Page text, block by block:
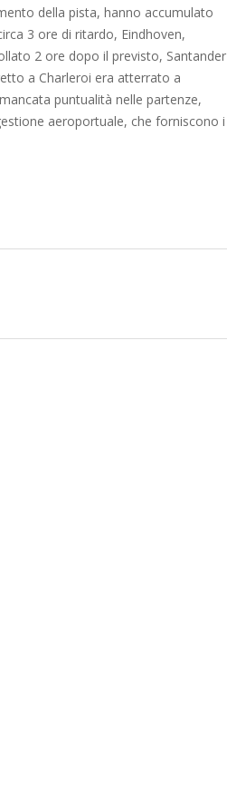
della pista, hanno accumulato
3 ore di ritardo, Eindhoven,
2 ore dopo il previsto, Santander
a Charleroi era atterrato a
puntualità nelle partenze,
aeroportuale, che forniscono i